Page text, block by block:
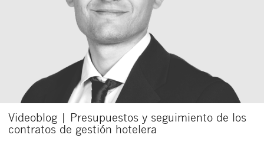
Videoblog | Presupuestos y seguimiento de los
contratos de gestión hotelera